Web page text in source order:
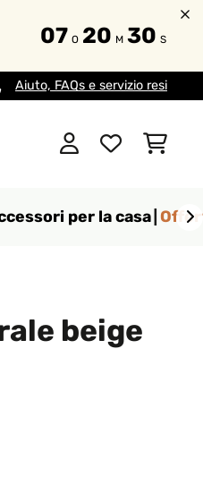
07 O 20 M 29 S
Aiuto, FAQs e servizio resi
per la casa
beige